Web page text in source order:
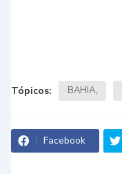
Tópicos: BAHIA
Facebook